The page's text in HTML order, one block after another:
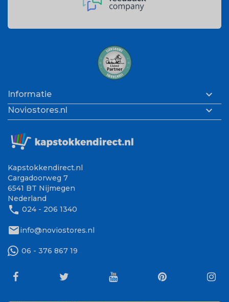
Informatie 
Noviostores.nl 
Kapstokkendirect.nl
Cargadoorweg 7
6541 BT Nijmegen
Nederland
phone 024 - 206 1340
mailinfo@noviostores.nl
06 - 376 867 19